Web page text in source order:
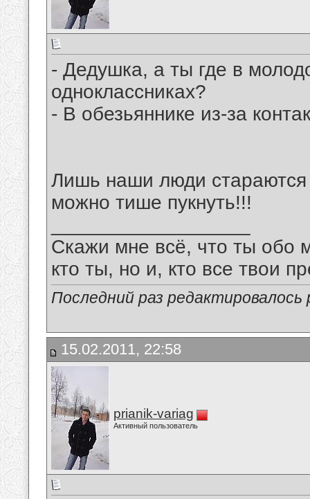
- Дедушка, а ты где в
одноклассниках?
- В обезьяннике из-за
Лишь наши люди стараются
можно тише пукнуть!!!
Скажи мне всё, что ты обо
кто ты, но и, кто все твои
Последний раз
15.02.2011, 22:58
prianik-variag
Активный пользователь